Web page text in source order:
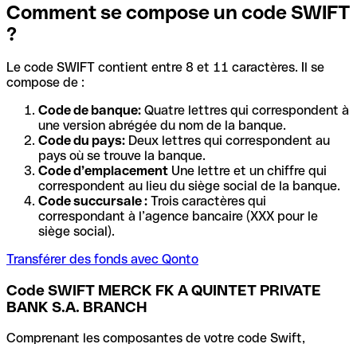
Comment se compose un code SWIFT
?
Le code SWIFT contient entre 8 et 11 caractères. Il se
compose de :
Code de banque: Quatre lettres qui correspondent à
une version abrégée du nom de la banque.
Code du pays: Deux lettres qui correspondent au
pays où se trouve la banque.
Code d’emplacement Une lettre et un chiffre qui
correspondent au lieu du siège social de la banque.
Code succursale : Trois caractères qui
correspondant à l’agence bancaire (XXX pour le
siège social).
Transférer des fonds avec Qonto
Code SWIFT MERCK FK A QUINTET PRIVATE
BANK S.A. BRANCH
Comprenant les composantes de votre code Swift,